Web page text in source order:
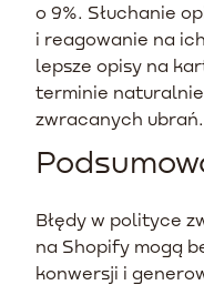
o 9%. Słuchanie
i reagowanie na
lepsze opisy na
terminie
zwracanych ubrań.
Błędy w polityce
na Shopify mogą
konwersji i